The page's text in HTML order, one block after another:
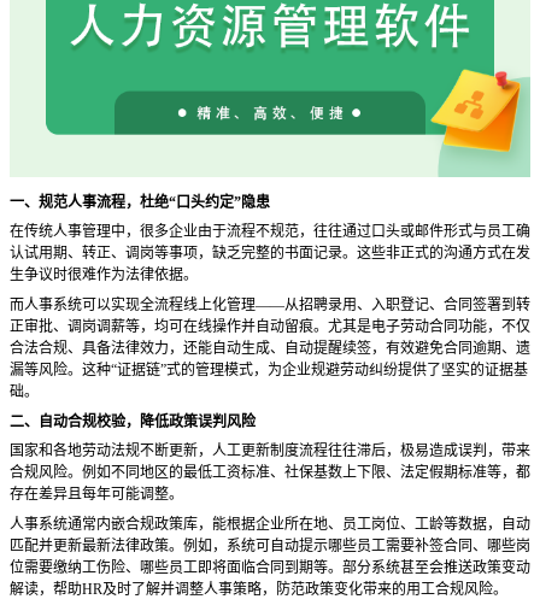
一、规范人事流程，杜绝“口头约定”隐患
在传统人事管理中，很多企业由于流程不规范，往往通过口头或邮件形式与员工确
认试用期、转正、调岗等事项，缺乏完整的书面记录。这些非正式的沟通方式在发
生争议时很难作为法律依据。
而人事系统可以实现全流程线上化管理——从招聘录用、入职登记、合同签署到转
正审批、调岗调薪等，均可在线操作并自动留痕。尤其是电子劳动合同功能，不仅
合法合规、具备法律效力，还能自动生成、自动提醒续签，有效避免合同逾期、遗
漏等风险。这种“证据链”式的管理模式，为企业规避劳动纠纷提供了坚实的证据基
础。
二、自动合规校验，降低政策误判风险
国家和各地劳动法规不断更新，人工更新制度流程往往滞后，极易造成误判，带来
合规风险。例如不同地区的最低工资标准、社保基数上下限、法定假期标准等，都
存在差异且每年可能调整。
人事系统通常内嵌合规政策库，能根据企业所在地、员工岗位、工龄等数据，自动
匹配并更新最新法律政策。例如，系统可自动提示哪些员工需要补签合同、哪些岗
位需要缴纳工伤险、哪些员工即将面临合同到期等。部分系统甚至会推送政策变动
解读，帮助HR及时了解并调整人事策略，防范政策变化带来的用工合规风险。